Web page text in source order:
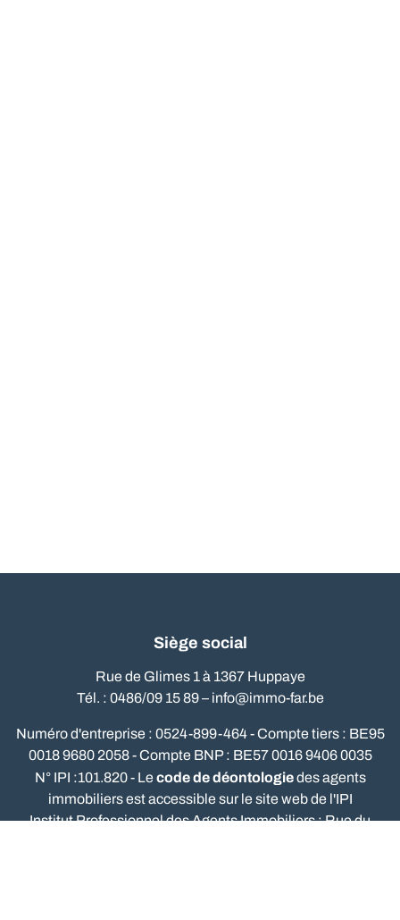
Siège social
Rue de Glimes 1 à 1367 Huppaye
Tél. : 0486/09 15 89 –info@immo-far.be
Numéro d'entreprise : 0524-899-464 - Compte tiers : BE95
0018 9680 2058 - Compte BNP : BE57 0016 9406 0035
N° IPI :101.820 - Lecode de déontologiedes agents
immobiliers est accessible sur le site web de l'IPI
Institut Professionnel des Agents Immobiliers : Rue du